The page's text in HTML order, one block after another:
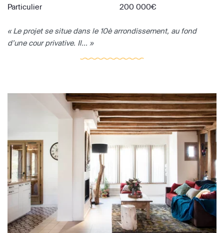
Particulier
200 000€
« Le projet se situe dans le 10è arrondissement, au fond
d’une cour privative. Il... »